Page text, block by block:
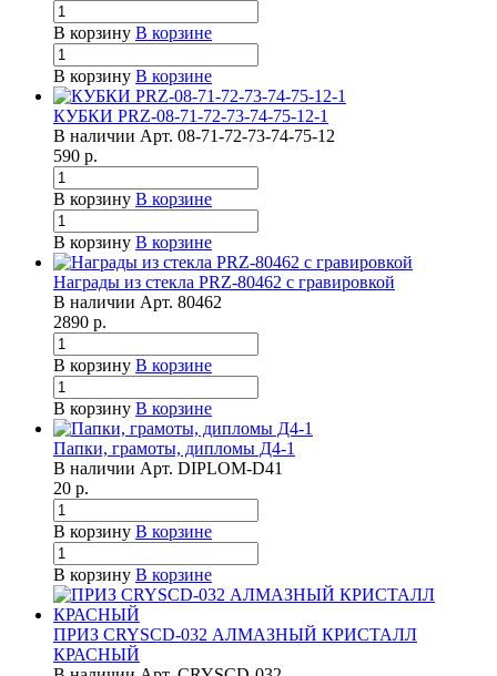
В корзину В корзине
В корзину В корзине
КУБКИ PRZ-08-71-72-73-74-75-12-1
В наличии Арт. 08-71-72-73-74-75-12
590 р.
В корзину В корзине
В корзину В корзине
Награды из стекла PRZ-80462 с гравировкой
В наличии Арт. 80462
2890 р.
В корзину В корзине
В корзину В корзине
Папки, грамоты, дипломы Д4-1
В наличии Арт. DIPLOM-D41
20 р.
В корзину В корзине
В корзину В корзине
ПРИЗ CRYSCD-032 АЛМАЗНЫЙ КРИСТАЛЛ
КРАСНЫЙ